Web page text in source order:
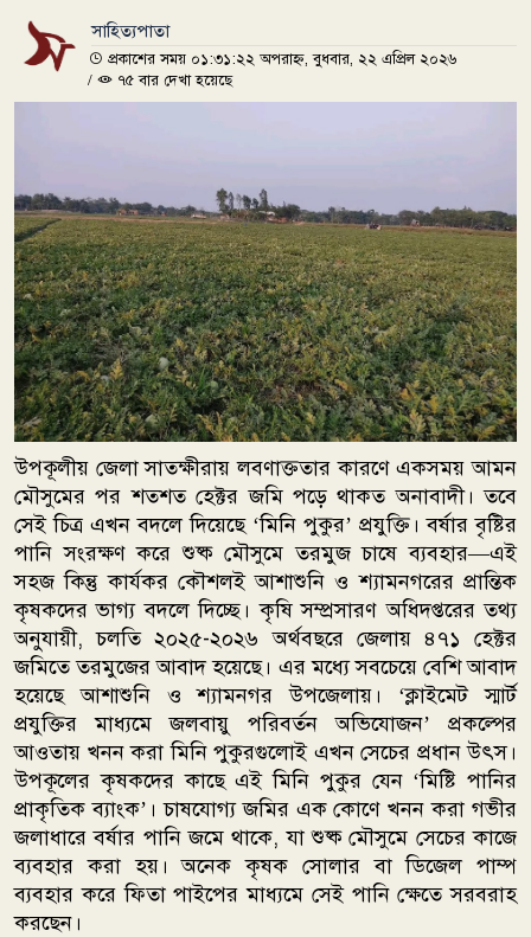
সাহিত্যপাতা
প্রকাশের সময় ০১:৩১:২২ অপরাহ্ন, বুধবার, ২২ এপ্রিল ২০২৬
/
৭৫ বার দেখা হয়েছে
উপকূলীয় জেলা সাতক্ষীরায় লবণাক্ততার কারণে একসময় আমন
মৌসুমের পর শতশত হেক্টর জমি পড়ে থাকত অনাবাদী। তবে
সেই চিত্র এখন বদলে দিয়েছে ‘মিনি পুকুর’ প্রযুক্তি। বর্ষার বৃষ্টির
পানি সংরক্ষণ করে শুষ্ক মৌসুমে তরমুজ চাষে ব্যবহার—এই
সহজ কিন্তু কার্যকর কৌশলই আশাশুনি ও শ্যামনগরের প্রান্তিক
কৃষকদের ভাগ্য বদলে দিচ্ছে। কৃষি সম্প্রসারণ অধিদপ্তরের তথ্য
অনুযায়ী, চলতি ২০২৫-২০২৬ অর্থবছরে জেলায় ৪৭১ হেক্টর
জমিতে তরমুজের আবাদ হয়েছে। এর মধ্যে সবচেয়ে বেশি আবাদ
হয়েছে আশাশুনি ও শ্যামনগর উপজেলায়। ‘ক্লাইমেট স্মার্ট
প্রযুক্তির মাধ্যমে জলবায়ু পরিবর্তন অভিযোজন’ প্রকল্পের
আওতায় খনন করা মিনি পুকুরগুলোই এখন সেচের প্রধান উৎস।
উপকূলের কৃষকদের কাছে এই মিনি পুকুর যেন ‘মিষ্টি পানির
প্রাকৃতিক ব্যাংক’। চাষযোগ্য জমির এক কোণে খনন করা গভীর
জলাধারে বর্ষার পানি জমে থাকে, যা শুষ্ক মৌসুমে সেচের কাজে
ব্যবহার করা হয়। অনেক কৃষক সোলার বা ডিজেল পাম্প
ব্যবহার করে ফিতা পাইপের মাধ্যমে সেই পানি ক্ষেতে সরবরাহ
করছেন।